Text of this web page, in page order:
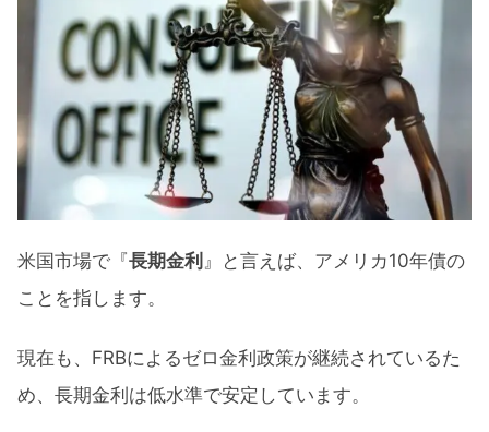
米国市場で『長期金利 』と言えば、アメリカ10年債の
ことを指します。
現在も、FRBによるゼロ金利政策が継続されているた
め、長期金利は低水準で安定しています。